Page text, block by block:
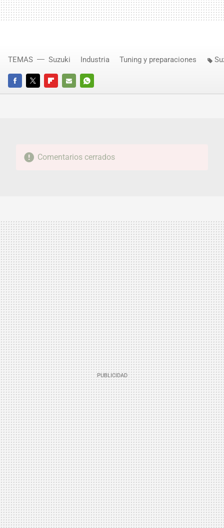
FACEBOOKTWITTERFLIPBOARD
E-
WHATSAPP
TEMAS Suzuki Industria Tuning y preparaciones
Comentarios cerrados